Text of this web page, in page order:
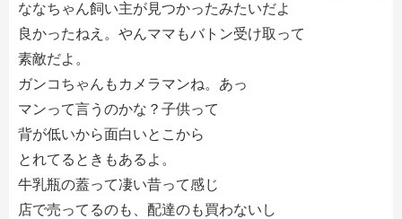
ななちゃん飼い主が見つかったみたいだよ
良かったねえ。やんママもバトン受け取って
素敵だよ。
ガンコちゃんもカメラマンね。あっ
マンって言うのかな？子供って
背が低いから面白いとこから
とれてるときもあるよ。
牛乳瓶の蓋って凄い昔って感じ
店で売ってるのも、配達のも買わないし